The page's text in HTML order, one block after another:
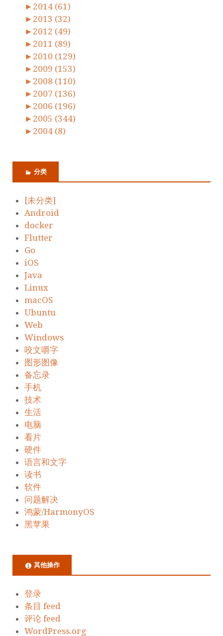
► 2014 (61)
► 2013 (32)
► 2012 (49)
► 2011 (89)
► 2010 (129)
► 2009 (153)
► 2008 (110)
► 2007 (136)
► 2006 (196)
► 2005 (344)
► 2004 (8)
分类
[未分类]
Android
docker
Flutter
Go
iOS
Java
Linux
macOS
Ubuntu
Web
Windows
咬文嚼字
图形图像
备忘录
手机
技术
生活
电脑
看片
硬件
语言和文字
读书
软件
问题解决
鸿蒙/HarmonyOS
黑苹果
其他操作
登录
条目 feed
评论 feed
WordPress.org